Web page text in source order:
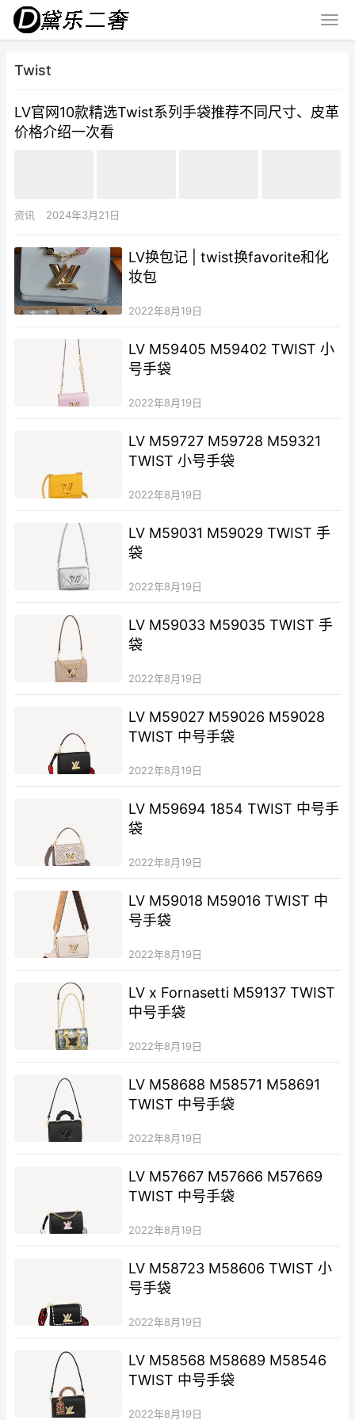
Twist
LV官网10款精选Twist系列手袋推荐不同尺寸、皮革
价格介绍一次看
资讯 2024年3月21日
LV换包记 | twist换favorite和化
妆包
2022年8月19日
LV M59405 M59402 TWIST 小
号手袋
2022年8月19日
LV M59727 M59728 M59321
TWIST 小号手袋
2022年8月19日
LV M59031 M59029 TWIST 手
袋
2022年8月19日
LV M59033 M59035 TWIST 手
袋
2022年8月19日
LV M59027 M59026 M59028
TWIST 中号手袋
2022年8月19日
LV M59694 1854 TWIST 中号手
袋
2022年8月19日
LV M59018 M59016 TWIST 中
号手袋
2022年8月19日
LV x Fornasetti M59137 TWIST
中号手袋
2022年8月19日
LV M58688 M58571 M58691
TWIST 中号手袋
2022年8月19日
LV M57667 M57666 M57669
TWIST 中号手袋
2022年8月19日
LV M58723 M58606 TWIST 小
号手袋
2022年8月19日
LV M58568 M58689 M58546
TWIST 中号手袋
2022年8月19日